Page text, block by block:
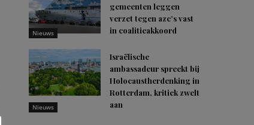
Nieuws
gemeenten leggen
verzet tegen azc’s vast
in coalitieakkoord
Nieuws
Israëlische
ambassadeur spreekt bij
Holocaustherdenking in
Rotterdam, kritiek zwelt
aan